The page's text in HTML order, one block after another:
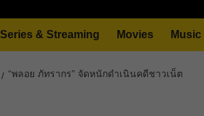
Series & Streaming Movies Music
“พลอย ภัทรากร” จัดหนักดำเนินคดีชาวเน็ต